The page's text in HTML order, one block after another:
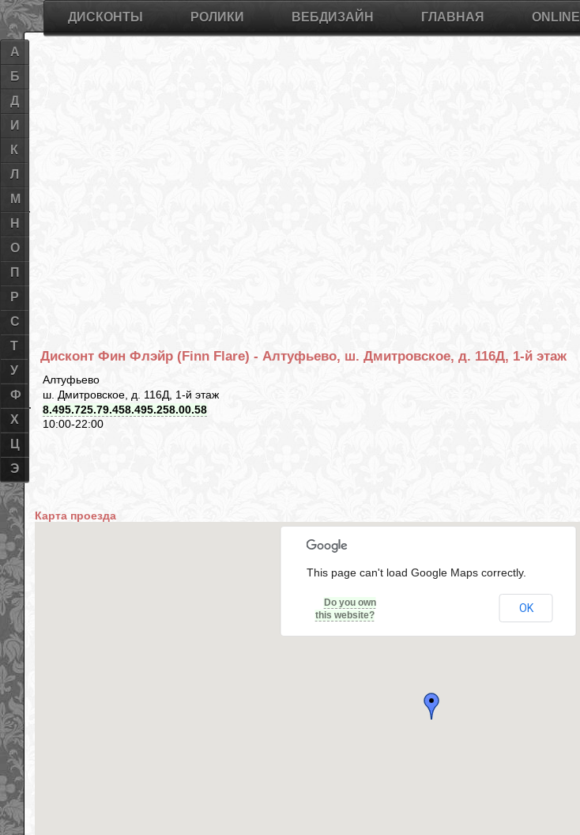
Дисконт Фин Флэйр (Finn Flare) - Алтуфьево, ш. Дмитровское, д. 116Д, 1-й этаж
Алтуфьево
ш. Дмитровское, д. 116Д, 1-й этаж
8.495.725.79.458.495.258.00.58
10:00-22:00
Карта проезда
This page can't load Google Maps correctly.
Do you own
this website?
OK
ДИСКОНТЫ РОЛИКИ ВЕБДИЗАЙН ГЛАВНАЯ ONLINE
А
Б
Д
И
К
Л
М
Н
О
П
Р
С
Т
У
Ф
Х
Ц
Э